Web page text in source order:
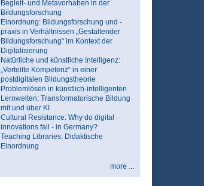
Begleit- und Metavorhaben in der
Bildungsforschung
Einordnung: Bildungsforschung und -
praxis in Verhältnissen „Gestaltender
Bildungsforschung“ im Kontext der
Digitalisierung
Natürliche und künstliche Intelligenz:
„Verteilte Kompetenz“ in einer
postdigitalen Bildungstheorie
Problemlösen in künstlich-intelligenten
Lernwelten: Transformatorische Bildung
mit und über KI
Cultural Resistance: Why do digital
innovations fail - in Germany?
Teaching Libraries: Didaktische
Einordnung
more ...